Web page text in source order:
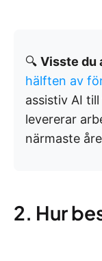
🔍 Visste du
hälften av
assistiv AI
levererar
närmaste
2. Hur